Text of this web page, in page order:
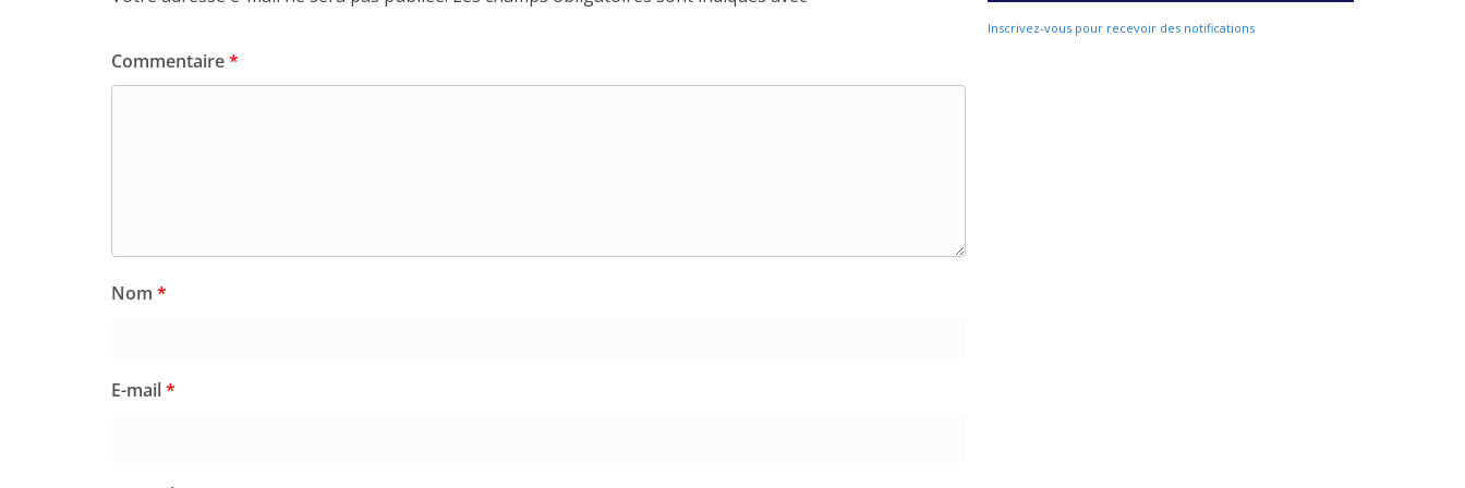
Commentaire*
Nom *
E-mail*
Inscrivez-vous pour recevoir des notifications